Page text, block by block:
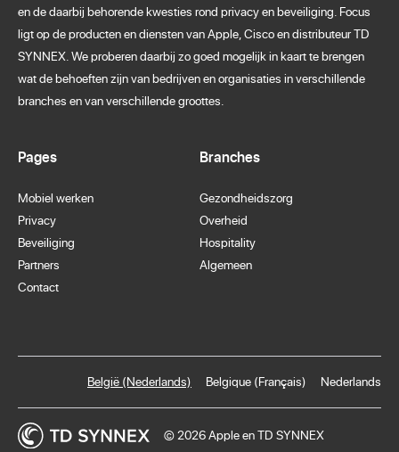
en de daarbij behorende kwesties rond privacy en beveiliging. Focus
ligt op de producten en diensten van Apple, Cisco en distributeur TD
SYNNEX. We proberen daarbij zo goed mogelijk in kaart te brengen
wat de behoeften zijn van bedrijven en organisaties in verschillende
branches en van verschillende groottes.
Pages
Mobiel werken
Privacy
Beveiliging
Partners
Contact
Branches
Gezondheidszorg
Overheid
Hospitality
Algemeen
België (Nederlands) Belgique (Français) Nederlands
© 2026 Apple en TD SYNNEX